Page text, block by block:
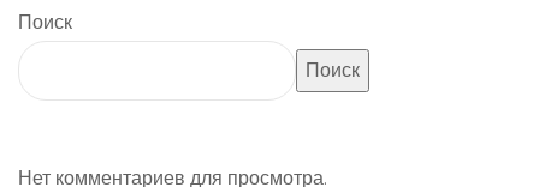
Поиск
Поиск
Нет комментариев для просмотра.